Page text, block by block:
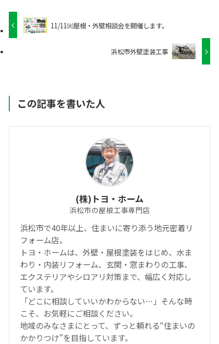
11/11㈫屋根・外壁相談会を開催します。
浜松市外壁塗装工事
この記事を書いた人
(株)トヨ・ホーム
浜松市の屋根工事専門店
浜松市で40年以上、住まいに寄り添う地元密着リ
フォーム店。
トヨ・ホームは、外壁・屋根塗装をはじめ、水ま
わり・内装リフォーム、玄関・窓まわりの工事、
エクステリアやシロアリ対策まで、幅広く対応し
ています。
「どこに相談していいかわからない…」そんな時
こそ、お気軽にご相談ください。
地域のみなさまにとって、ずっと頼れる“住まいの
かかりつけ”を目指しています。